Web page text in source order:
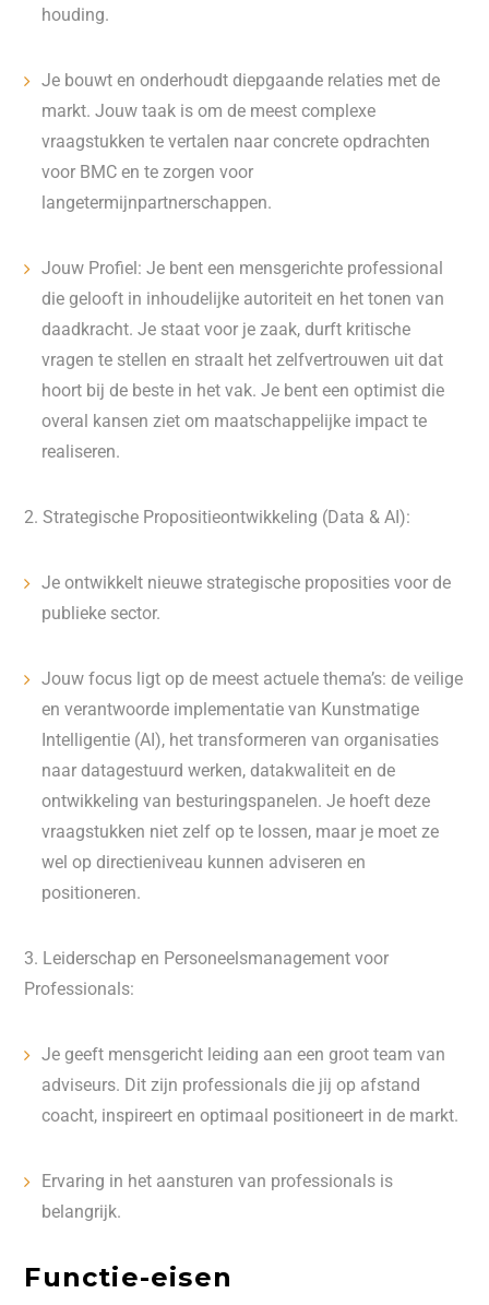
houding.
Je bouwt en onderhoudt diepgaande relaties met de
markt. Jouw taak is om de meest complexe
vraagstukken te vertalen naar concrete opdrachten
voor BMC en te zorgen voor
langetermijnpartnerschappen.
Jouw Profiel: Je bent een mensgerichte professional
die gelooft in inhoudelijke autoriteit en het tonen van
daadkracht. Je staat voor je zaak, durft kritische
vragen te stellen en straalt het zelfvertrouwen uit dat
hoort bij de beste in het vak. Je bent een optimist die
overal kansen ziet om maatschappelijke impact te
realiseren.
2. Strategische Propositieontwikkeling (Data & AI):
Je ontwikkelt nieuwe strategische proposities voor de
publieke sector.
Jouw focus ligt op de meest actuele thema’s: de veilige
en verantwoorde implementatie van Kunstmatige
Intelligentie (AI), het transformeren van organisaties
naar datagestuurd werken, datakwaliteit en de
ontwikkeling van besturingspanelen. Je hoeft deze
vraagstukken niet zelf op te lossen, maar je moet ze
wel op directieniveau kunnen adviseren en
positioneren.
3. Leiderschap en Personeelsmanagement voor
Professionals:
Je geeft mensgericht leiding aan een groot team van
adviseurs. Dit zijn professionals die jij op afstand
coacht, inspireert en optimaal positioneert in de markt.
Ervaring in het aansturen van professionals is
belangrijk.
Functie-eisen